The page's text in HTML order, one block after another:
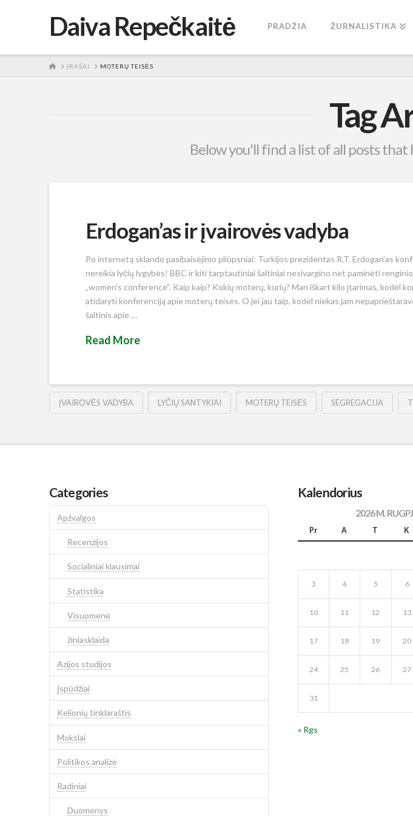
Daiva Repečkaitė PRADŽIA ŽURNALISTIKA
HOMEĮRAŠAI MOTERŲ TEISĖS
Tag
Below you'll find a list of all posts that
Erdogan’as ir įvairovės vadyba
Po internetą sklando pasibaisėjimo pliūpsniai: Turkijos prezidentas R.T. Erdogan’as
nereikia lyčių lygybės! BBC ir kiti tarptautiniai šaltiniai nesivargino net paminėti
„women’s conference“. Kaip kaip? Kokių moterų, kurių? Man iškart kilo įtarimas, kodėl
atidaryti konferenciją apie moterų teises. O jei jau taip, kodėl niekas jam
šaltinis apie …
Read More
ĮVAIROVĖS VADYBA LYČIŲ SANTYKIAI MOTERŲ TEISĖS SEGREGACIJA
Categories
Apžvalgos
Recenzijos
Socialiniai klausimai
Statistika
Visuomenė
žiniasklaida
Azijos studijos
Įspūdžiai
Kelionių tinklaraštis
Mokslai
Politikos analizė
Radiniai
Duomenys
Kalendorius
2026 M.
Pr A T K
3 4 5 6
10 11 12 13
17 18 19 20
24 25 26 27
31
« Rgs